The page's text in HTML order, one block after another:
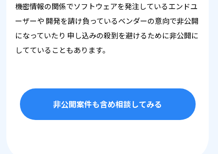
機密情報の関係でソフトウェアを発注しているエンドユ
ーザーや 開発を請け負っているベンダーの意向で非公開
になっていたり 申し込みの殺到を避けるために非公開に
してていることもあります。
非公開案件も含め相談してみる